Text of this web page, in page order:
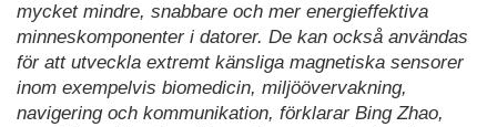
mycket mindre, snabbare och mer energieffektiva
minneskomponenter i datorer. De kan också användas
för att utveckla extremt känsliga magnetiska sensorer
inom exempelvis biomedicin, miljöövervakning,
navigering och kommunikation, förklarar Bing Zhao,